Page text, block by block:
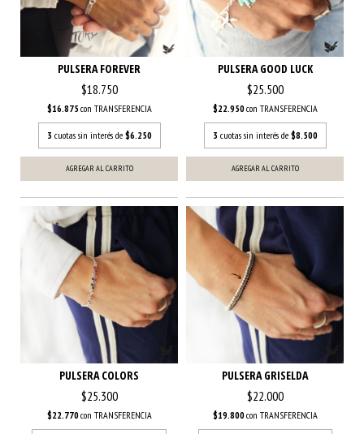
PULSERA FOREVER
$18.750
$16.875con TRANSFERENCIA
3 cuotas sin interés de $6.250
PULSERA GOOD LUCK
$25.500
$22.950con TRANSFERENCIA
3 cuotas sin interés de $8.500
AGREGAR AL CARRITO
PULSERA COLORS
$25.300
$22.770con TRANSFERENCIA
PULSERA GRISELDA
$22.000
$19.800con TRANSFERENCIA